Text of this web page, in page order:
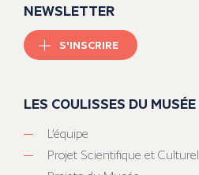
NEWSLETTER
S'INSCRIRE
LES COULISSES DU MUSÉE
L’équipe
Projet Scientifique et Culturel